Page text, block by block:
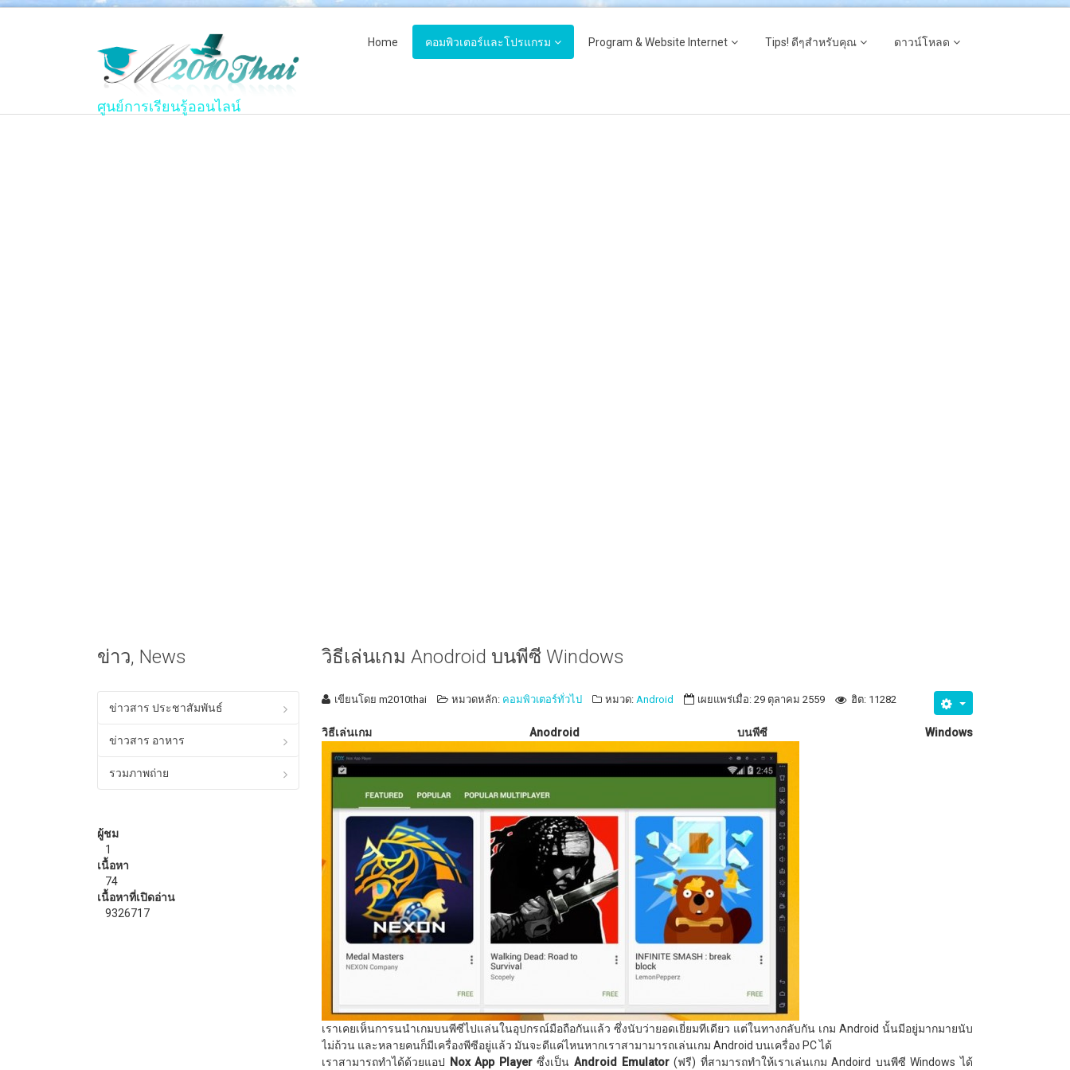
ศูนย์การเรียนรู้ออนไลน์
Home คอมพิวเตอร์และโปรแกรม Program & Website Internet Tips! ดีๆสำหรับคุณ ดาวน์โหลด
ข่าว, News
ข่าวสาร ประชาสัมพันธ์
ข่าวสาร อาหาร
รวมภาพถ่าย
ผู้ชม
1
เนื้อหา
74
เนื้อหาที่เปิดอ่าน
9326717
วิธีเล่นเกม Anodroid บนพีซี Windows
เขียนโดยm2010thai หมวดหลัก: คอมพิวเตอร์ทั่วไป หมวด: Android เผยแพร่เมื่อ: 29 ตุลาคม 2559 ฮิต: 11282
วิธีเล่นเกม Anodroidบนพีซี Windows
เราเคยเห็นการนนำเกมบนพีซีไปแล่นในอุปกรณ์มือถือกันแล้ว ซึ่งนับว่ายอดเยี่ยมทีเดียว แต่ในทางกลับกัน เกม Android นั้นมีอยู่มากมายนับ
ไม่ถ้วน และหลายคนก็มีเครื่องพีซีอยู่แล้ว มันจะดีแค่ไหนหากเราสามามารถเล่นเกม Android บนเครื่อง PC ได้
เราสามารถทำได้ด้วยแอป
Nox App Playerซึ่งเป็น Android Emulator(ฟรี) ที่สามารถทำให้เราเล่นเกม Andoird บนพีซี Windows ได้